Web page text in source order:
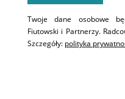
Twoje dane osobowe
Fiutowski i Partnerzy.
Szczegóły: polityka